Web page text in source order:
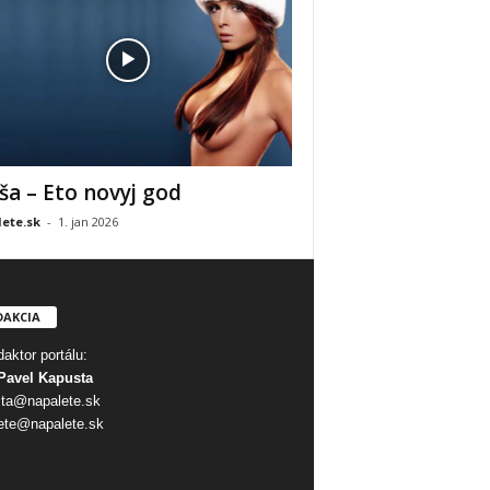
– Eto novyj god
- 1. jan 2026
portálu:
Kapusta